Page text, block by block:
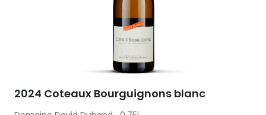
2024 Coteaux Bourguignons blanc